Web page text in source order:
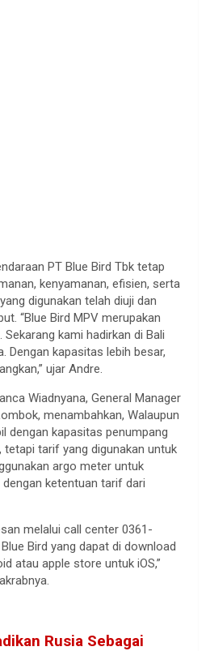
PT Blue Bird Tbk tetap
kenyamanan, efisien, serta
digunakan telah diuji dan
“Blue Bird MPV merupakan
kami hadirkan di Bali
Dengan kapasitas lebih besar,
ujar Andre.
Wiadnyana, General Manager
menambahkan, Walaupun
dengan kapasitas penumpang
tetapi tarif yang digunakan untuk
argo meter untuk
ketentuan tarif dari
melalui call center 0361-
Bird yang dapat di download
atau apple store untuk iOS,”
Rusia Sebagai